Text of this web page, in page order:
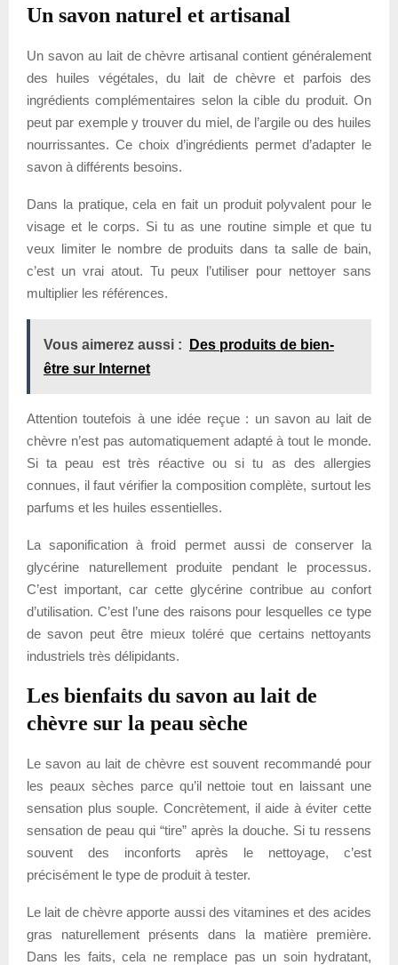
Un savon naturel et artisanal
Un savon au lait de chèvre artisanal contient généralement
des huiles végétales, du lait de chèvre et parfois des
ingrédients complémentaires selon la cible du produit. On
peut par exemple y trouver du miel, de l’argile ou des huiles
nourrissantes. Ce choix d’ingrédients permet d’adapter le
savon à différents besoins.
Dans la pratique, cela en fait un produit polyvalent pour le
visage et le corps. Si tu as une routine simple et que tu
veux limiter le nombre de produits dans ta salle de bain,
c’est un vrai atout. Tu peux l’utiliser pour nettoyer sans
multiplier les références.
Vous aimerez aussi :
Des produits de bien-
être sur Internet
Attention toutefois à une idée reçue : un savon au lait de
chèvre n’est pas automatiquement adapté à tout le monde.
Si ta peau est très réactive ou si tu as des allergies
connues, il faut vérifier la composition complète, surtout les
parfums et les huiles essentielles.
La saponification à froid permet aussi de conserver la
glycérine naturellement produite pendant le processus.
C’est important, car cette glycérine contribue au confort
d’utilisation. C’est l’une des raisons pour lesquelles ce type
de savon peut être mieux toléré que certains nettoyants
industriels très délipidants.
Les bienfaits du savon au lait de
chèvre sur la peau sèche
Le savon au lait de chèvre est souvent recommandé pour
les peaux sèches parce qu’il nettoie tout en laissant une
sensation plus souple. Concrètement, il aide à éviter cette
sensation de peau qui “tire” après la douche. Si tu ressens
souvent des inconforts après le nettoyage, c’est
précisément le type de produit à tester.
Le lait de chèvre apporte aussi des vitamines et des acides
gras naturellement présents dans la matière première.
Dans les faits, cela ne remplace pas un soin hydratant,